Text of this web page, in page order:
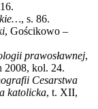
, s. 86.
, Gościkowo –
prawosławnej,
kol. 24.
Cesarstwa
katolicka, t. XII,